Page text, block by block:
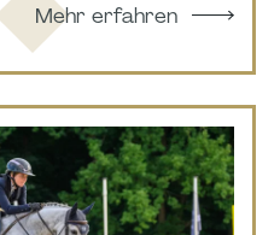
Mehr erfahren